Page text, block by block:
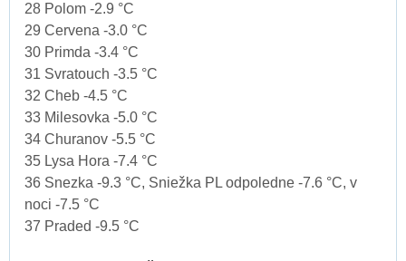
28 Polom -2.9 °C
29 Cervena -3.0 °C
30 Primda -3.4 °C
31 Svratouch -3.5 °C
32 Cheb -4.5 °C
33 Milesovka -5.0 °C
34 Churanov -5.5 °C
35 Lysa Hora -7.4 °C
36 Snezka -9.3 °C, Sniežka PL odpoledne -7.6 °C, v
noci -7.5 °C
37 Praded -9.5 °C